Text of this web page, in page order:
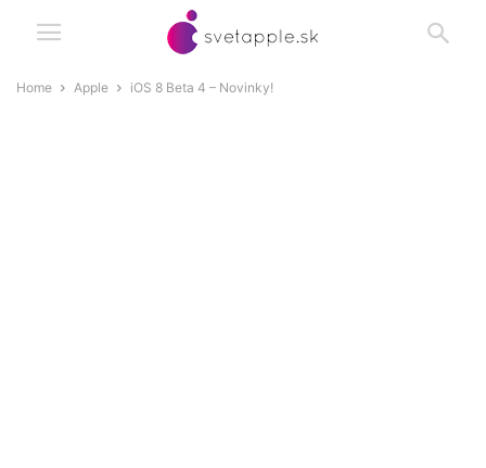
Home Apple iOS 8 Beta 4 – Novinky!